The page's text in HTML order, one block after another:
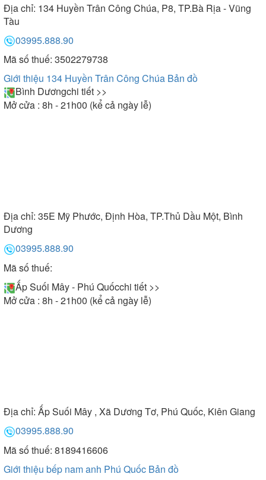
Địa chỉ: 134 Huyền Trân Công Chúa, P8, TP.Bà Rịa - Vũng
Tàu
03995.888.90
Mã số thuế: 3502279738
Giới thiệu 134 Huyền Trân Công Chúa Bản đồ
Bình Dươngchi tiết >>
Mở cửa : 8h - 21h00 (kể cả ngày lễ)
Địa chỉ: 35E Mỹ Phước, Định Hòa, TP.Thủ Dầu Một, Bình
Dương
03995.888.90
Mã số thuế:
Ấp Suối Mây - Phú Quốcchi tiết >>
Mở cửa : 8h - 21h00 (kể cả ngày lễ)
Địa chỉ: Ấp Suối Mây , Xã Dương Tơ, Phú Quốc, Kiên Giang
03995.888.90
Mã số thuế: 8189416606
Giới thiệu bếp nam anh Phú Quốc Bản đồ